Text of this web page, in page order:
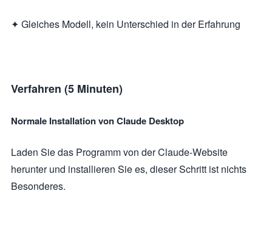
✦ Gleiches Modell, kein Unterschied in der Erfahrung
Verfahren (5 Minuten)
Normale Installation von Claude Desktop
Laden Sie das Programm von der Claude-Website
herunter und installieren Sie es, dieser Schritt ist nichts
Besonderes.